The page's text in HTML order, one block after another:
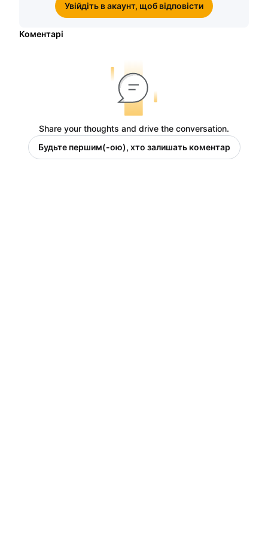
Увійдіть в акаунт, щоб відповісти
Коментарі
Share your thoughts and drive the conversation.
Будьте першим(-ою), хто залишать коментар